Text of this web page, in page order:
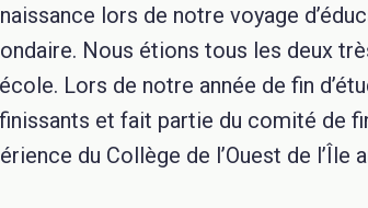
lors de notre voyage
Nous étions tous les deux
Lors de notre année de fin
et fait partie du comité de
du Collège de l’Ouest de l’Île